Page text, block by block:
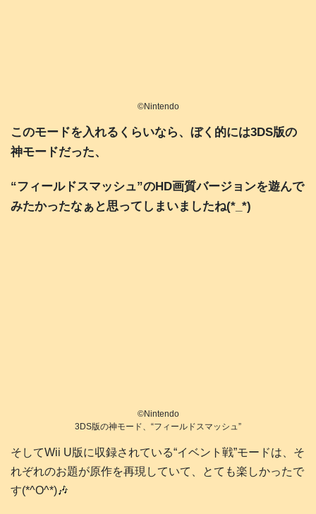
©️Nintendo
このモードを入れるくらいなら、ぼく的には3DS版の
神モードだった、
“フィールドスマッシュ”のHD画質バージョンを遊んで
みたかったなぁと思ってしまいましたね(*_*)
©️Nintendo
3DS版の神モード、“フィールドスマッシュ”
そしてWii U版に収録されている“イベント戦”モードは、そ
れぞれのお題が原作を再現していて、とても楽しかったで
す(*^O^*)🎶